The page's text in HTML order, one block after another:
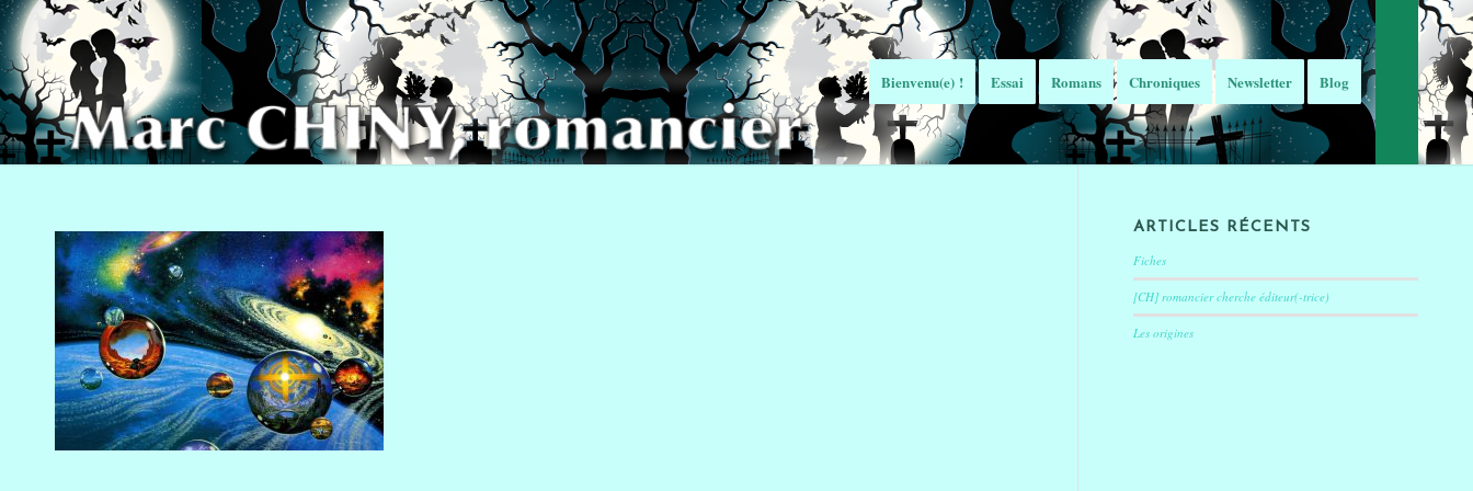
Bienvenu(e) ! Essai Romans Chroniques Newsletter Blog
ARTICLES RÉCENTS
Fiches
[CH] romancier cherche éditeur(-trice)
Les origines